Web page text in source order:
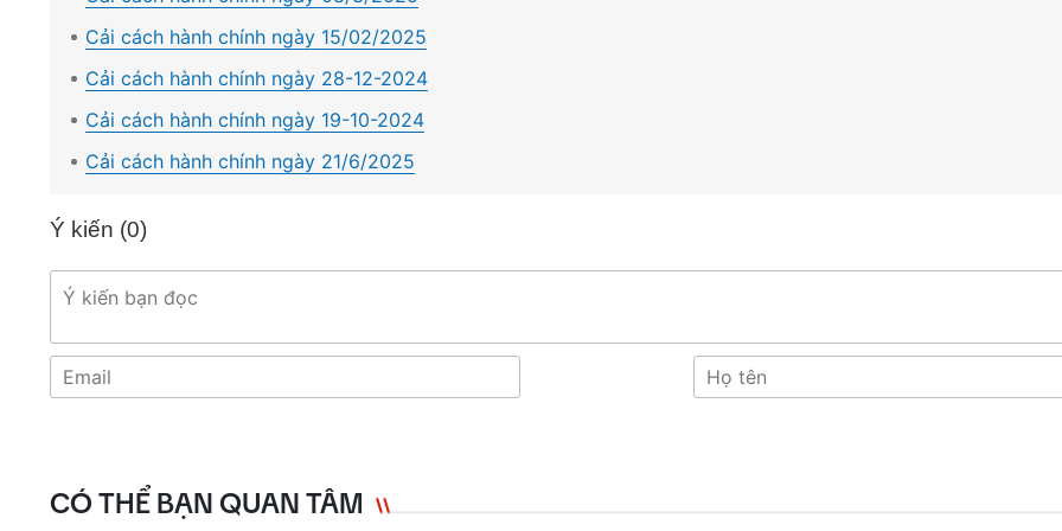
Cải cách hành chính ngày 15/02/2025
Cải cách hành chính ngày 28-12-2024
Cải cách hành chính ngày 19-10-2024
Cải cách hành chính ngày 21/6/2025
Ý kiến (0)
CÓ THỂ BẠN QUAN TÂM